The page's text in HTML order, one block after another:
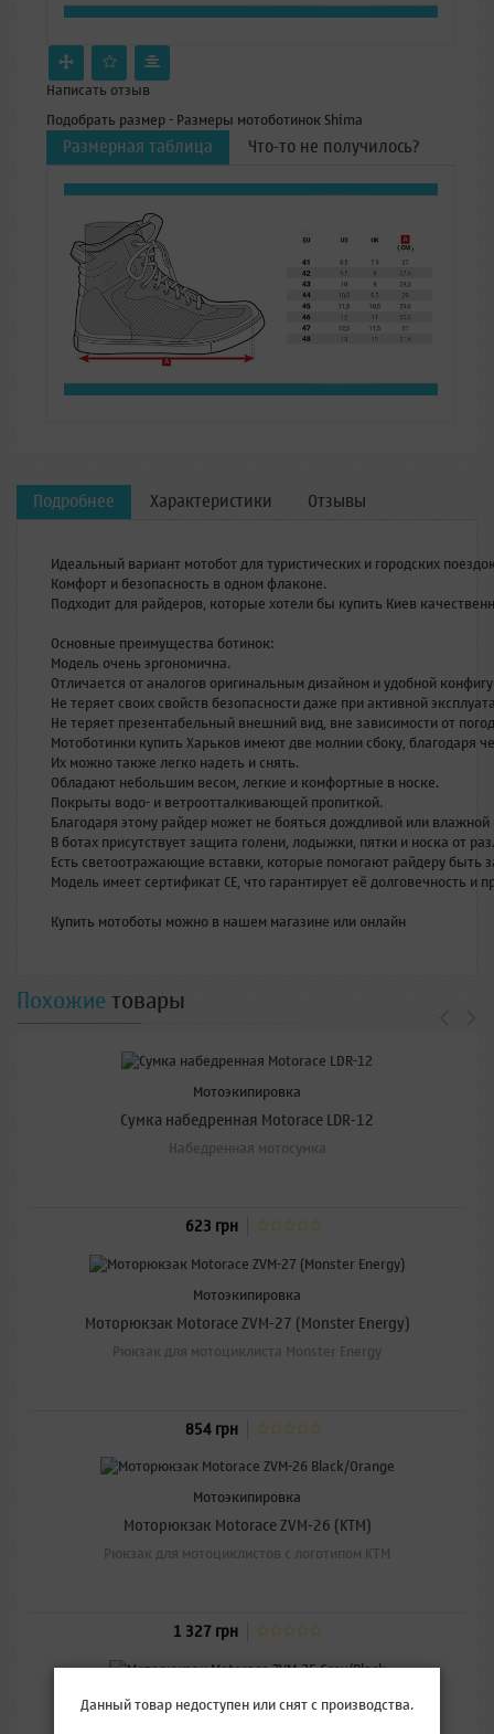
Написать отзыв
Подобрать размер - Размеры мотоботинок Shima
Размерная таблица Что-то не получилось?
Подробнее Характеристики Отзывы
Идеальныйвариантмотоботдлятуристическихигородских
Комфортибезопасность в одном флаконе.
Подходитдля райдеров, которыехотелибы купить Киев
Основные преимущества ботинок:
Модель очень эргономична.
Отличается отаналогов оригинальнымдизайном иудобной
Нетеряетсвоихсвойств безопасностидаже приактивной
Нетеряетпрезентабельныйвнешнийвид, вне зависимостиот
МотоботинкикупитьХарьков имеютдве молниисбоку, благодаря
Ихможнотакжелегконадеть иснять.
Обладаютнебольшим весом,легкие икомфортные в носке.
Покрыты водо-иветроотталкивающейпропиткой.
Благодаря этомурайдерможетне боятьсядождливойиливлажной
Вботахприсутствуетзащита голени,лодыжки, пяткииноска от
Есть светоотражающие вставки, которые помогаютрайдерубыть
Модель имеетсертификатСЕ, чтогарантируетеёдолговечность и
Купить мотоботы можнов нашем магазине илионлайн
Похожиетовары
Мотоэкипировка
Сумка набедренная Motorace LDR-12
Набедренная мотосумка
623 грн
Мотоэкипировка
Моторюкзак Motorace ZVM-27 (Monster Energy)
Рюкзак для мотоциклиста Monster Energy
854 грн
Мотоэкипировка
Моторюкзак Motorace ZVM-26 (KTM)
Рюкзак для мотоциклистов с логотипом KTM
1 327 грн
Мотоэкипировка
Данный товар недоступен или снят с производства.